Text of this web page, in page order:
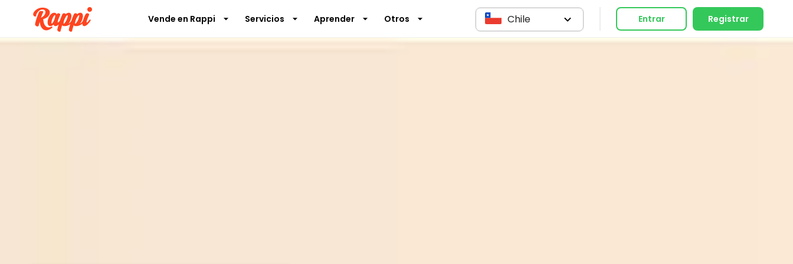
Vende en Rappi Servicios Aprender Otros Chile Entrar Registrar